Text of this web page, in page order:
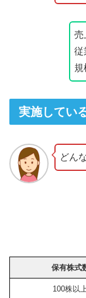
売
従
規
実施してい
どん
保有株式
100株以